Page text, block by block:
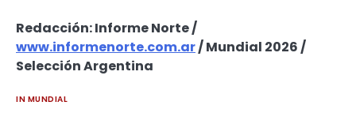
Redacción: Informe Norte /
www.informenorte.com.ar/ Mundial 2026 /
Selección Argentina
IN MUNDIAL